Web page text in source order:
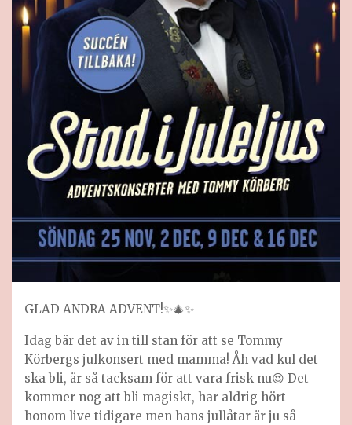
GLAD ANDRA ADVENT!✨🎄✨
Idag bär det av in till stan för att se Tommy
Körbergs julkonsert med mamma! Åh vad kul det
ska bli, är så tacksam för att vara frisk nu😍 Det
kommer nog att bli magiskt, har aldrig hört
honom live tidigare men hans jullåtar är ju så